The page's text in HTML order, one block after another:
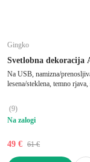
Gingko
Svetlobna dekoracija
Na USB, namizna/
lesena/steklena, temno
(9)
Na zalogi
49 € 61 €